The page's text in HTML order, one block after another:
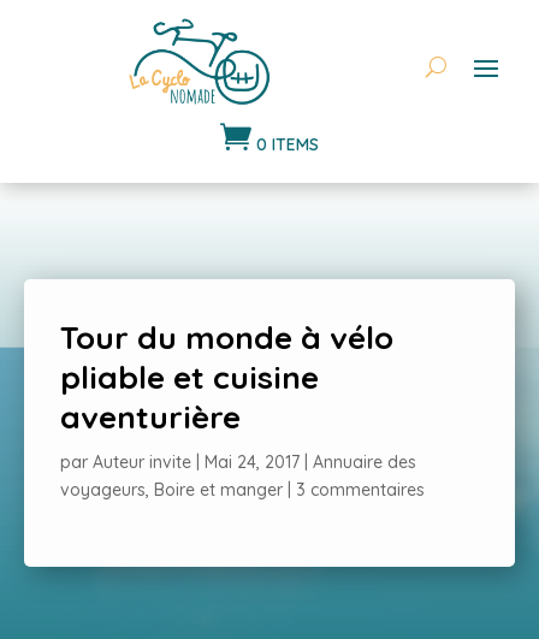
 0 ITEMS
Tour du monde à vélo
pliable et cuisine
aventurière
par Auteur invite Mai 24, 2017
Annuaire des
voyageurs, Boire et manger 3 commentaires